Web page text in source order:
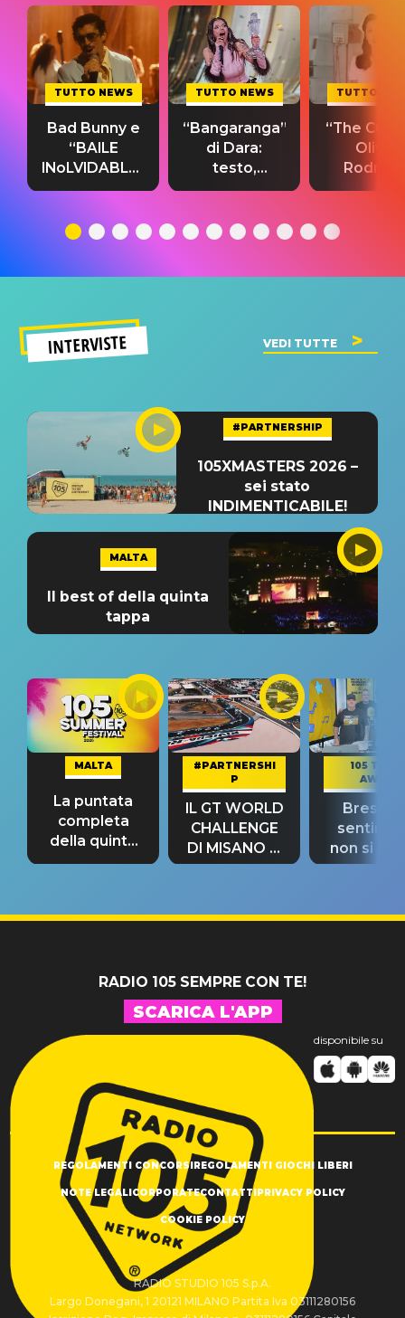
TUTTO NEWS
Bad Bunny e
“BAILE
INoLVIDABLE”:
testo,
significato
TUTTO NEWS
“Bangaranga”
di Dara:
testo,
traduzione e
del singolo
TUTTO
“The
Olivia
testo,
INTERVISTE VEDI TUTTE
#PARTNERSHIP
105XMASTERS 2026 –
sei stato
INDIMENTICABILE!
MALTA
Il best of della quinta
tappa
MALTA
La puntata
completa
della quinta
tappa
#PARTNERSHI
P
IL GT WORLD
CHALLENGE
DI MISANO si
riconferma
105 TAKE
AWAY
Bresh:
non si
fino alla
RADIO 105 SEMPRE CON TE!
SCARICA L'APP
disponibile su
REGOLAMENTI CONCORSI REGOLAMENTI GIOCHI LIBERI
NOTE LEGALI CORPORATECONTATTI PRIVACY POLICY
COOKIE POLICY
RADIO STUDIO 105 S.p.A.
Largo Donegani, 1 20121 MILANO Partita Iva 03111280156